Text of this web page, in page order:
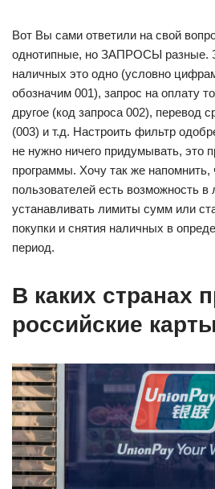
Вот Вы сами ответили на свой
однотипные, но ЗАПРОСЫ разные.
наличных это одно (условно
обозначим 001), запрос на оплату
другое (код запроса 002), перевод
(003) и т.д. Настроить фильтр
не нужно ничего придумывать, это
программы. Хочу так же
пользователей есть возможность в
устанавливать лимиты сумм или
покупки и снятия наличных в
период.
В каких странах
российские